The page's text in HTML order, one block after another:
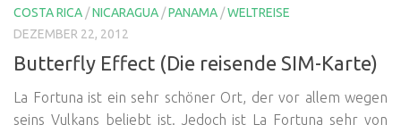
COSTA RICA /NICARAGUA /PANAMA /WELTREISE
DEZEMBER 22, 2012
Butterfly Effect (Die reisende SIM-Karte)
La Fortuna ist ein sehr schöner Ort, der vor allem wegen
seins Vulkans beliebt ist. Jedoch ist La Fortuna sehr von